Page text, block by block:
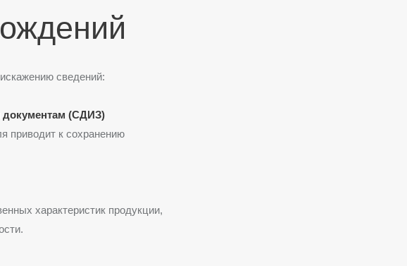
сведений:
документам (СДИЗ)
приводит к сохранению
характеристик продукции,